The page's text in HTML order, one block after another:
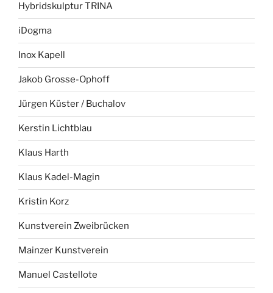
Hybridskulptur TRINA
iDogma
Inox Kapell
Jakob Grosse-Ophoff
Jürgen Küster / Buchalov
Kerstin Lichtblau
Klaus Harth
Klaus Kadel-Magin
Kristin Korz
Kunstverein Zweibrücken
Mainzer Kunstverein
Manuel Castellote